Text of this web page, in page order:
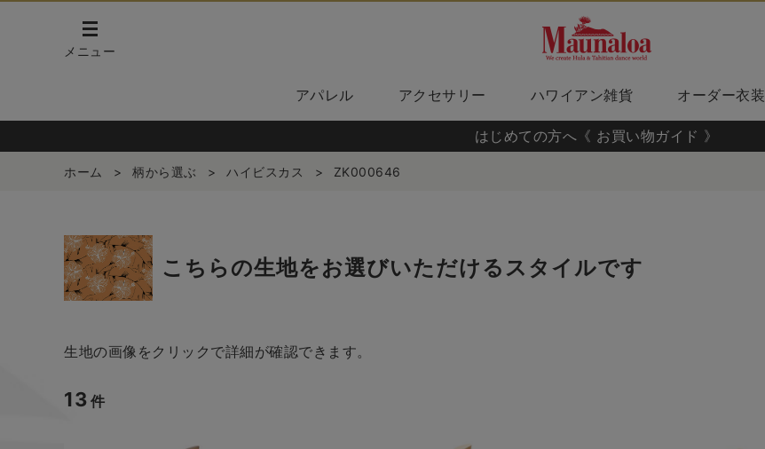
メニュー
アパレル アクセサリー ハワイアン雑貨 オーダー衣装
はじめての方へ《 お買い物ガイド 》
ホーム > 柄から選ぶ > ハイビスカス > ZK000646
こちらの生地をお選びいただけるスタイルです
生地の画像をクリックで詳細が確認できます。
13 件